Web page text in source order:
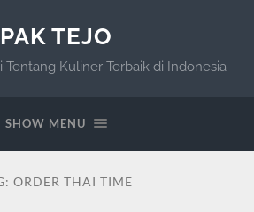
PAK TEJO
Tentang Kuliner Terbaik di Indonesia
SHOW MENU
ORDER THAI TIME